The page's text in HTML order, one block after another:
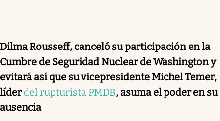
Dilma Rousseff, canceló su participación en la
Cumbre de Seguridad Nuclear de Washington y
evitará así que su vicepresidente Michel Temer,
líderdel rupturista PMDB, asuma el poder en su
ausencia